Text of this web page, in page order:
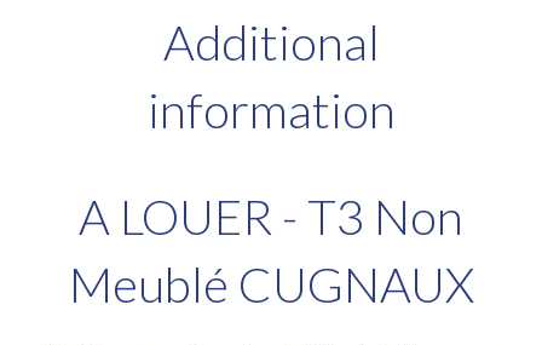
Additional
information
A LOUER - T3 Non
Meublé CUGNAUX